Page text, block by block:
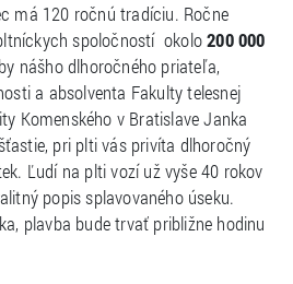
má 120 ročnú tradíciu. Ročne
spoločností okolo200 000
nášho dlhoročného priateľa,
a absolventa Fakulty telesnej
Komenského v Bratislave Janka
pri plti vás privíta dlhoročný
Ľudí na plti vozí už vyše 40 rokov
popis splavovaného úseku.
plavba bude trvať približne hodinu